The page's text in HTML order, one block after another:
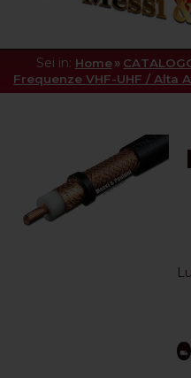
Sei in: Home »
Frequenze VHF-UHF / Alta